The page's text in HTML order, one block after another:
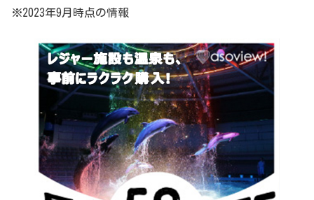
※2023年9月時点の情報